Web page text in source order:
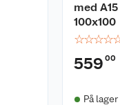
med
100x100
☆☆☆☆
559 00
På